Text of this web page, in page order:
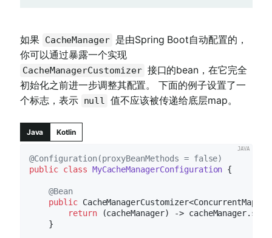
如果 CacheManager 是由Spring Boot自动配置的，
你可以通过暴露一个实现
CacheManagerCustomizer 接口的bean，在它完全
初始化之前进一步调整其配置。 下面的例子设置了一
个标志，表示 null 值不应该被传递给底层map。
Java Kotlin
@Configuration(proxyBeanMethods = false)
public class MyCacheManagerConfiguration {
@Bean
public
return (cacheManager) ->
    }